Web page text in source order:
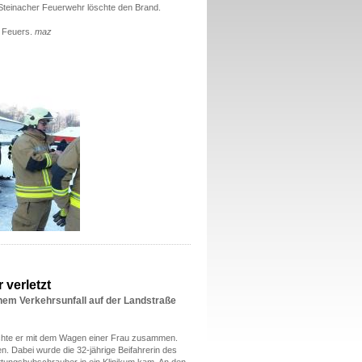
Feuerwehr löschte den Brand.
maz
verletzt
Verkehrsunfall auf der Landstraße
er mit dem Wagen einer Frau zusammen.
Dabei wurde die 32-jährige Beifahrerin des